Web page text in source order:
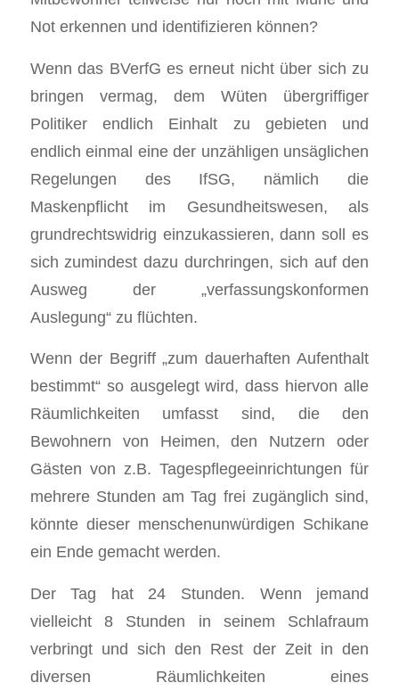
Not erkennen und identifizieren können?
Wenn das BVerfG es erneut nicht über sich zu
bringen vermag, dem Wüten übergriffiger
Politiker endlich Einhalt zu gebieten und
endlich einmal eine der unzähligen unsäglichen
Regelungen des IfSG, nämlich die
Maskenpflicht im Gesundheitswesen, als
grundrechtswidrig einzukassieren, dann soll es
sich zumindest dazu durchringen, sich auf den
Ausweg der „verfassungskonformen
Auslegung“ zu flüchten.
Wenn der Begriff „zum dauerhaften Aufenthalt
bestimmt“ so ausgelegt wird, dass hiervon alle
Räumlichkeiten umfasst sind, die den
Bewohnern von Heimen, den Nutzern oder
Gästen von z.B. Tagespflegeeinrichtungen für
mehrere Stunden am Tag frei zugänglich sind,
könnte dieser menschenunwürdigen Schikane
ein Ende gemacht werden.
Der Tag hat 24 Stunden. Wenn jemand
vielleicht 8 Stunden in seinem Schlafraum
verbringt und sich den Rest der Zeit in den
diversen Räumlichkeiten eines